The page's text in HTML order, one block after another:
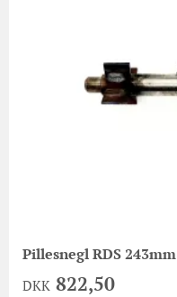
Pillesnegl RDS 243mm
DKK 822,50